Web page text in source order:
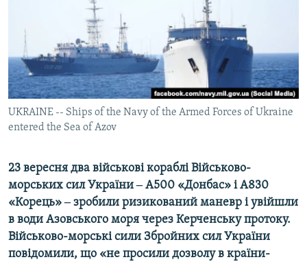
ВІДЕОУРОКИ «ELIFBE»
СВІДЧЕННЯ ОКУПАЦІЇ
УКРАЇНСЬКА ПРОБЛЕМА КРИМУ
ІНФОГРАФІКА
Русский
Qırımtatar
ДОЛУЧАЙСЯ!
UKRAINE -- Ships of the Navy of the Armed Forces of Ukraine
entered the Sea of Azov
23 вересня два військові кораблі Військово-
морських сил України ‒ A500 «Донбас» і A830
«Корець» ‒ зробили ризикований маневр і увійшли
в води Азовського моря через Керченську протоку.
Військово-морські сили Збройних сил України
повідомили, що «не просили дозволу в країни-